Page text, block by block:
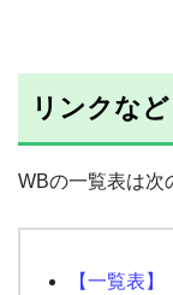
リンクなど
WBの一覧表は次
【一覧表